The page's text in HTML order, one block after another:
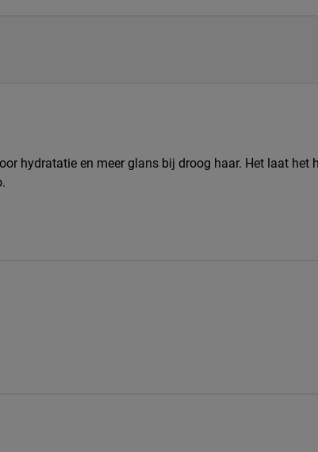
hydratatie en meer glans bij droog haar. Het laat het